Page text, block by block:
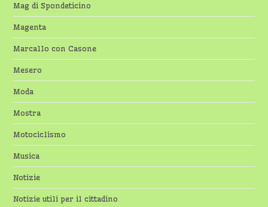
Mag di Spondeticino
Magenta
Marcallo con Casone
Mesero
Moda
Mostra
Motociclismo
Musica
Notizie
Notizie utili per il cittadino